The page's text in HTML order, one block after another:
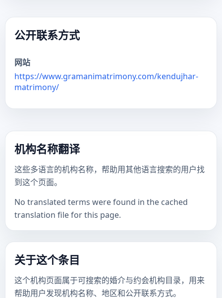
公开联系方式
网站
https://www.gramanimatrimony.com/kendujhar-
matrimony/
机构名称翻译
这些多语言的机构名称，帮助用其他语言搜索的用户找
到这个页面。
No translated terms were found in the cached
translation file for this page.
关于这个条目
这个机构页面属于可搜索的婚介与约会机构目录，用来
帮助用户发现机构名称、地区和公开联系方式。